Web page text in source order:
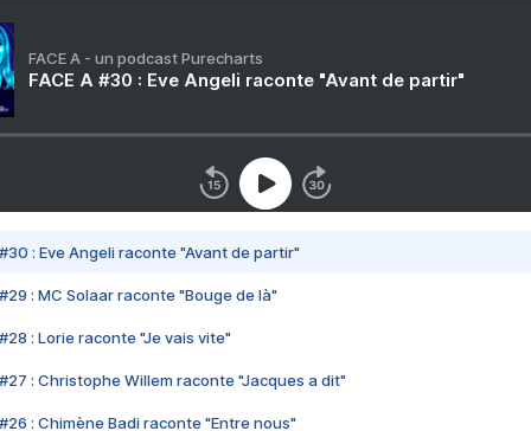
FACE A - un podcast Purecharts
FACE A #30 : Eve Angeli raconte "Avant de partir"
#30 : Eve Angeli raconte "Avant de partir"
#29 : MC Solaar raconte "Bouge de là"
#28 : Lorie raconte "Je vais vite"
#27 : Christophe Willem raconte "Jacques a dit"
#26 : Chimène Badi raconte "Entre nous"